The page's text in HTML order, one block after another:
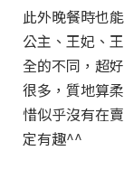
此外晚餐時也
公主、王妃、
全的不同，超
很多，質地算
惜似乎沒有在
定有趣^^